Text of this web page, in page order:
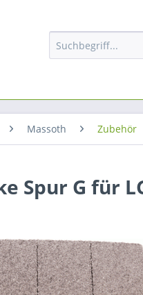
Massoth Zubehör
Spur G für